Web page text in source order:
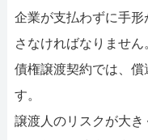
企業が支払わずに手
さなければなりません
債権譲渡契約では、償
す。
譲渡人のリスクが大き